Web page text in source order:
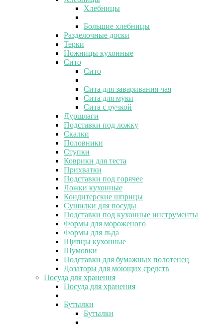
Хлебницы
Большие хлебницы
Разделочные доски
Терки
Ножницы кухонные
Сито
Сито
Сита для заваривания чая
Сита для муки
Сита с ручкой
Дуршлаги
Подставки под ложку
Скалки
Половники
Ступки
Коврики для теста
Прихватки
Подставки под горячее
Ложки кухонные
Кондитерские шприцы
Сушилки для посуды
Подставки под кухонные инструменты
Формы для мороженого
Формы для льда
Щипцы кухонные
Шумовки
Подставки для бумажных полотенец
Дозаторы для моющих средств
Посуда для хранения
Посуда для хранения
Бутылки
Бутылки